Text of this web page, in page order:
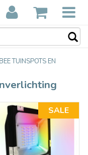
TUINSPOTS EN
SALE